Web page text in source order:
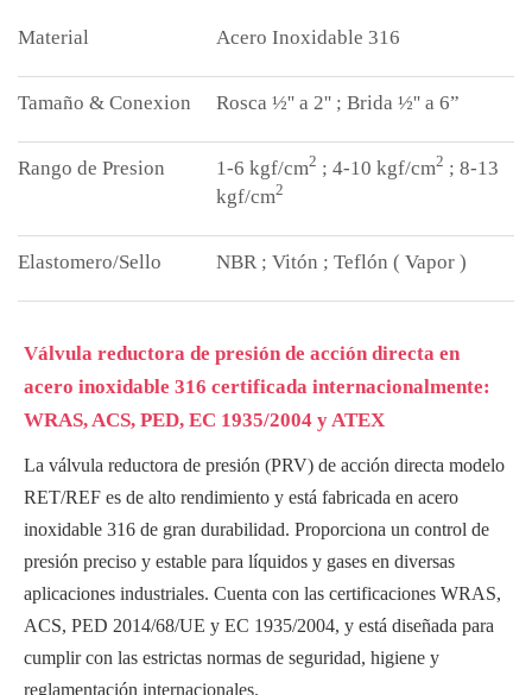
Acero Inoxidable 316
Rosca ½'' a 2'' ; Brida ½'' a 6”
1-6 kgf/cm2 ; 4-10 kgf/cm2 ; 8-13
kgf/cm2
NBR ; Vitón ; Teflón ( Vapor )
Válvula reductora de presión de acción directa en
acero inoxidable 316 certificada internacionalmente:
WRAS, ACS, PED, EC 1935/2004 y ATEX
La válvula reductora de presión (PRV) de acción directa modelo
RET/REF es de alto rendimiento y está fabricada en acero
inoxidable 316 de gran durabilidad. Proporciona un control de
presión preciso y estable para líquidos y gases en diversas
aplicaciones industriales. Cuenta con las certificaciones WRAS,
ACS, PED 2014/68/UE y EC 1935/2004, y está diseñada para
cumplir con las estrictas normas de seguridad, higiene y
reglamentación internacionales.